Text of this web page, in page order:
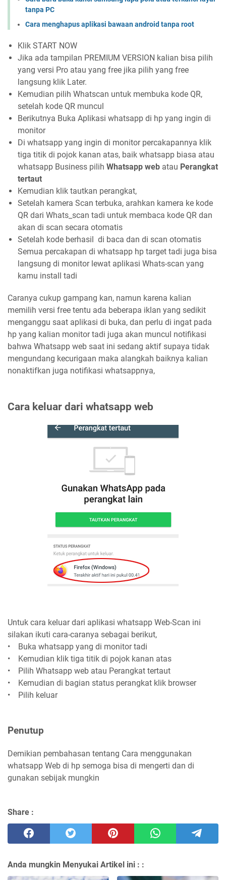
tanpa PC
Cara menghapus aplikasi bawaan android tanpa root
Klik START NOW
Jika ada tampilan PREMIUM VERSION kalian bisa pilih
yang versi Pro atau yang free jika pilih yang free
langsung klik Later.
Kemudian pilih Whatscan untuk membuka kode QR,
setelah kode QR muncul
Berikutnya Buka Aplikasi whatsapp di hp yang ingin di
monitor
Di whatsapp yang ingin di monitor percakapannya klik
tiga titik di pojok kanan atas, baik whatsapp biasa atau
whatsapp Business pilih Whatsapp web atau Perangkat
tertaut
Kemudian klik tautkan perangkat,
Setelah kamera Scan terbuka, arahkan kamera ke kode
QR dari Whats_scan tadi untuk membaca kode QR dan
akan di scan secara otomatis
Setelah kode berhasil di baca dan di scan otomatis
Semua percakapan di whatsapp hp target tadi juga bisa
langsung di monitor lewat aplikasi Whats-scan yang
kamu install tadi
Caranya cukup gampang kan, namun karena kalian
memilih versi free tentu ada beberapa iklan yang sedikit
menganggu saat aplikasi di buka, dan perlu di ingat pada
hp yang kalian monitor tadi juga akan muncul notifikasi
bahwa Whatsapp web saat ini sedang aktif supaya tidak
mengundang kecurigaan maka alangkah baiknya kalian
nonaktifkan juga notifikasi whatsappnya,
Cara keluar dari whatsapp web
Untuk cara keluar dari aplikasi whatsapp Web-Scan ini
silakan ikuti cara-caranya sebagai berikut,
• Buka whatsapp yang di monitor tadi
• Kemudian klik tiga titik di pojok kanan atas
• Pilih Whatsapp web atau Perangkat tertaut
• Kemudian di bagian status perangkat klik browser
• Pilih keluar
Penutup
Demikian pembahasan tentang Cara menggunakan
whatsapp Web di hp semoga bisa di mengerti dan di
gunakan sebijak mungkin
Share :
Anda mungkin Menyukai Artikel ini : :